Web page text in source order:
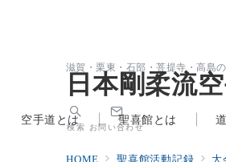
滋賀・栗東・石部・菩提寺・高島
日本剛柔流
検索 お問い合わせ
空手道とは 聖喜館とは
HOME 聖喜館活動記録 大